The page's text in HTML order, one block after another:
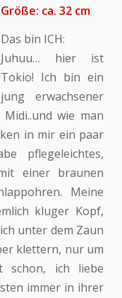
Größe: ca. 32 cm
Das bin ICH:
Juhuu… hier ist
Tokio! Ich bin ein
jung erwachsener
wie man
in mir ein paar
pflegeleichtes,
einer braunen
Meine
kluger Kopf,
unter dem Zaun
klettern, nur um
schon, ich liebe
immer in ihrer